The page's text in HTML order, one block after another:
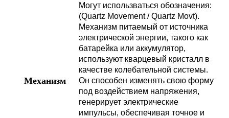
Механизм
Могут использваться обозначения:
(Quartz Movement / Quartz Movt).
Механизм питаемый от источника
электрической энергии, такого как
батарейка или аккумулятор,
используют кварцевый кристалл в
качестве колебательной системы.
Он способен изменять свою форму
под воздействием напряжения,
генерирует электрические
импульсы, обеспечивая точное и